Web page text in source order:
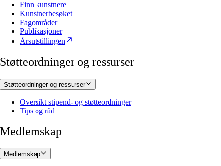
Finn kunstnere
Kunstnerbesøket
Fagområder
Publikasjoner
Årsutstillingen
Støtteordninger og ressurser
Støtteordninger og ressurser
Oversikt stipend- og støtteordninger
Tips og råd
Medlemskap
Medlemskap